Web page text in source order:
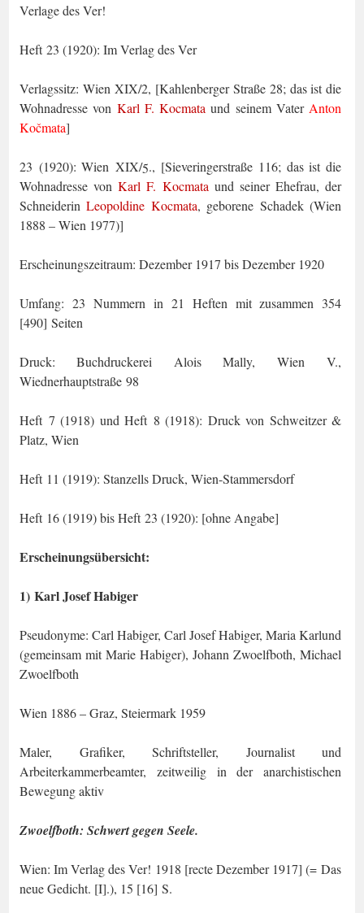
Verlage des Ver!
Heft 23 (1920): Im Verlag des Ver
Verlagssitz: Wien XIX/2, [Kahlenberger Straße 28; das ist die
Wohnadresse von Karl F. Kocmata und seinem Vater Anton
Kočmata]
23 (1920): Wien XIX/5., [Sieveringerstraße 116; das ist die
Wohnadresse vonKarl F. Kocmata und seiner Ehefrau, der
SchneiderinLeopoldine Kocmata, geborene Scha­dek (Wien
1888 – Wien 1977)]
Erscheinungszeitraum: Dezember 1917 bis Dezember 1920
Umfang: 23 Nummern in 21 Heften mit zusammen 354
[490] Seiten
Druck: Buchdruckerei Alois Mally, Wien V.,
Wiednerhauptstraße 98
Heft 7 (1918) und Heft 8 (1918): Druck von Schweitzer &
Platz, Wien
Heft 11 (1919): Stanzells Druck, Wien-Stammersdorf
Heft 16 (1919) bis Heft 23 (1920): [ohne Angabe]
Erscheinungsübersicht:
1) Karl Josef Habiger
Pseudonyme: Carl Habiger, Carl Josef Habiger, Maria Karlund
(gemeinsam mit Marie Habiger), Johann Zwoelfboth, Michael
Zwoelfboth
Wien 1886 – Graz, Steiermark 1959
Maler, Grafiker, Schriftsteller, Journalist und
Arbeiterkammerbeamter, zeitweilig in der anarchistischen
Bewegung aktiv
Zwoelfboth: Schwert gegen Seele.
Wien: Im Verlag des Ver! 1918 [recte Dezember 1917] (= Das
neue Gedicht. [I].), 15 [16] S.